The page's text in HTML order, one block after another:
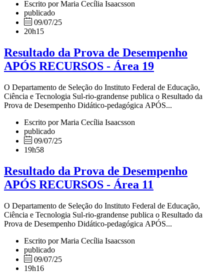
Escrito por Maria Cecília Isaacsson
publicado
09/07/25
20h15
Resultado da Prova de Desempenho
APÓS RECURSOS - Área 19
O Departamento de Seleção do Instituto Federal de Educação,
Ciência e Tecnologia Sul-rio-grandense publica o Resultado da
Prova de Desempenho Didático-pedagógica APÓS...
Escrito por Maria Cecília Isaacsson
publicado
09/07/25
19h58
Resultado da Prova de Desempenho
APÓS RECURSOS - Área 11
O Departamento de Seleção do Instituto Federal de Educação,
Ciência e Tecnologia Sul-rio-grandense publica o Resultado da
Prova de Desempenho Didático-pedagógica APÓS...
Escrito por Maria Cecília Isaacsson
publicado
09/07/25
19h16